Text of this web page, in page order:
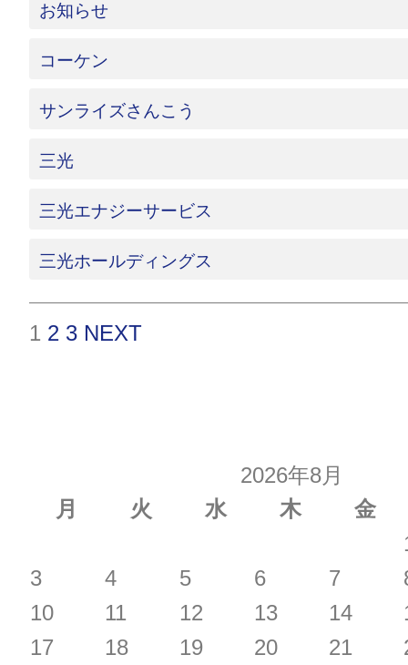
お知らせ
コーケン
サンライズさんこう
三光
三光エナジーサービス
三光ホールディングス
投
ペ
ジ
送
1 2 3 NEXT
2026年8月
月
火 水 木
金
3
4 5 6 7
10
11 12 13 14
17
18 19 20 21